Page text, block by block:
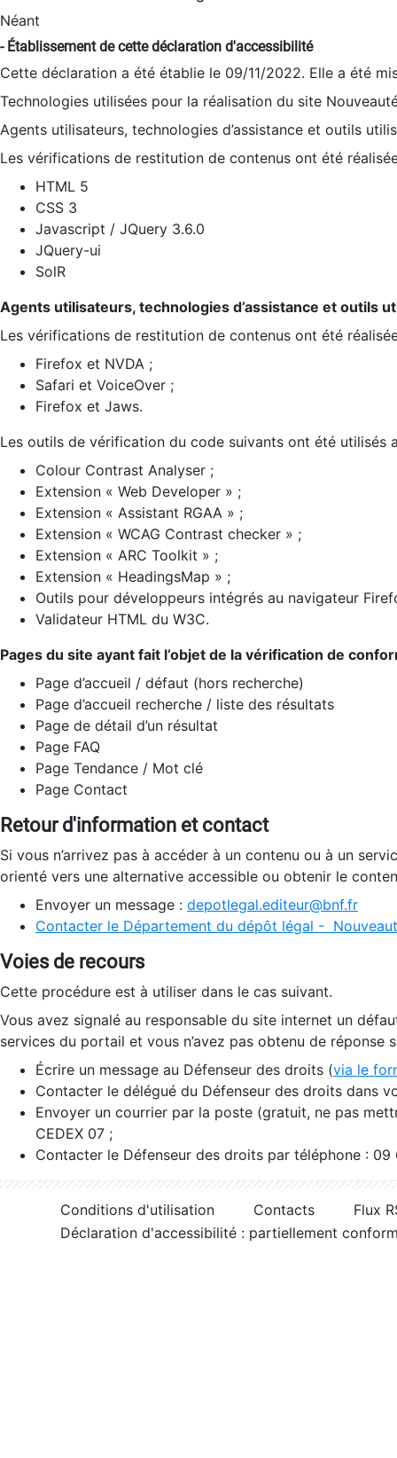
Néant
- Établissement de cette déclaration d'accessibilité
Cette déclaration a été établie le 09/11/2022. Elle a été
Technologies utilisées pour la réalisation du site
Agents utilisateurs, technologies d’assistance et outils
Les vérifications de restitution de contenus ont été
HTML 5
CSS 3
Javascript / JQuery 3.6.0
JQuery-ui
SolR
Agents utilisateurs, technologies d’assistance et outils
Les vérifications de restitution de contenus ont été
Firefox et NVDA ;
Safari et VoiceOver ;
Firefox et Jaws.
Les outils de vérification du code suivants ont été utilisés
Colour Contrast Analyser ;
Extension « Web Developer » ;
Extension « Assistant RGAA » ;
Extension « WCAG Contrast checker » ;
Extension « ARC Toolkit » ;
Extension « HeadingsMap » ;
Outils pour développeurs intégrés au navigateur
Validateur HTML du W3C.
Pages du site ayant fait l’objet de la vérification de
Page d’accueil / défaut (hors recherche)
Page d’accueil recherche / liste des résultats
Page de détail d’un résultat
Page FAQ
Page Tendance / Mot clé
Page Contact
Retour d'information et contact
Si vous n’arrivez pas à accéder à un contenu ou à un
orienté vers une alternative accessible ou obtenir le
Envoyer un message : depotlegal.editeur@bnf.fr
Contacter le Département du dépôt légal -
Voies de recours
Cette procédure est à utiliser dans le cas suivant.
Vous avez signalé au responsable du site internet un
services du portail et vous n’avez pas obtenu de réponse
Écrire un message au Défenseur des droits (via le
Contacter le délégué du Défenseur des droits dans
Envoyer un courrier par la poste (gratuit, ne pas
CEDEX 07 ;
Contacter le Défenseur des droits par téléphone :
Conditions d'utilisation Contacts
Flux
Déclaration d'accessibilité : partiellement